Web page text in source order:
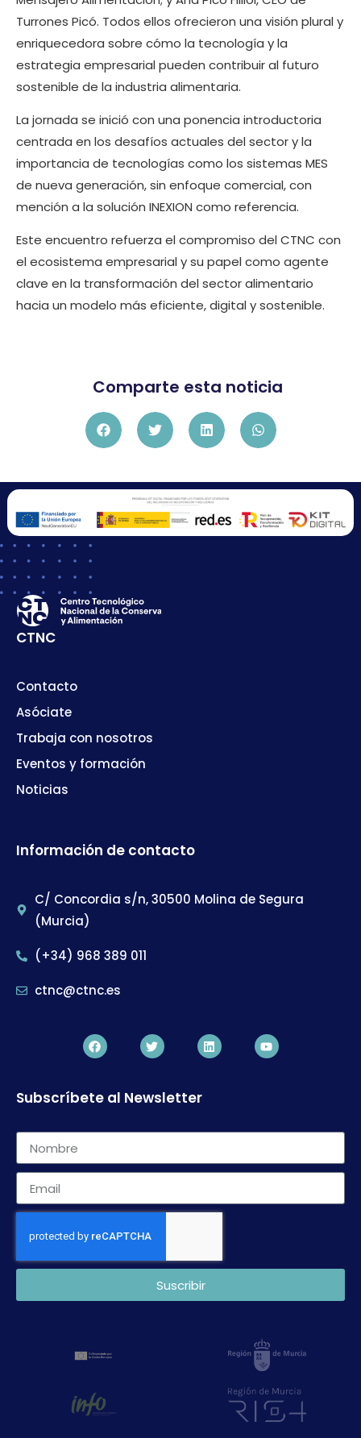
Turrones Picó. Todos ellos ofrecieron una visión plural y
enriquecedora sobre cómo la tecnología y la
estrategia empresarial pueden contribuir al futuro
sostenible de la industria alimentaria.
La jornada se inició con una ponencia introductoria
centrada en los desafíos actuales del sector y la
importancia de tecnologías como los sistemas MES
de nueva generación, sin enfoque comercial, con
mención a la solución INEXION como referencia.
Este encuentro refuerza el compromiso del CTNC con
el ecosistema empresarial y su papel como agente
clave en la transformación del sector alimentario
hacia un modelo más eficiente, digital y sostenible.
Comparte esta noticia
CTNC
Contacto
Asóciate
Trabaja con nosotros
Eventos y formación
Noticias
Información de contacto
C/ Concordia s/n, 30500 Molina de Segura
(Murcia)
(+34) 968 389 011
ctnc@ctnc.es
Subscríbete al Newsletter
Suscribir